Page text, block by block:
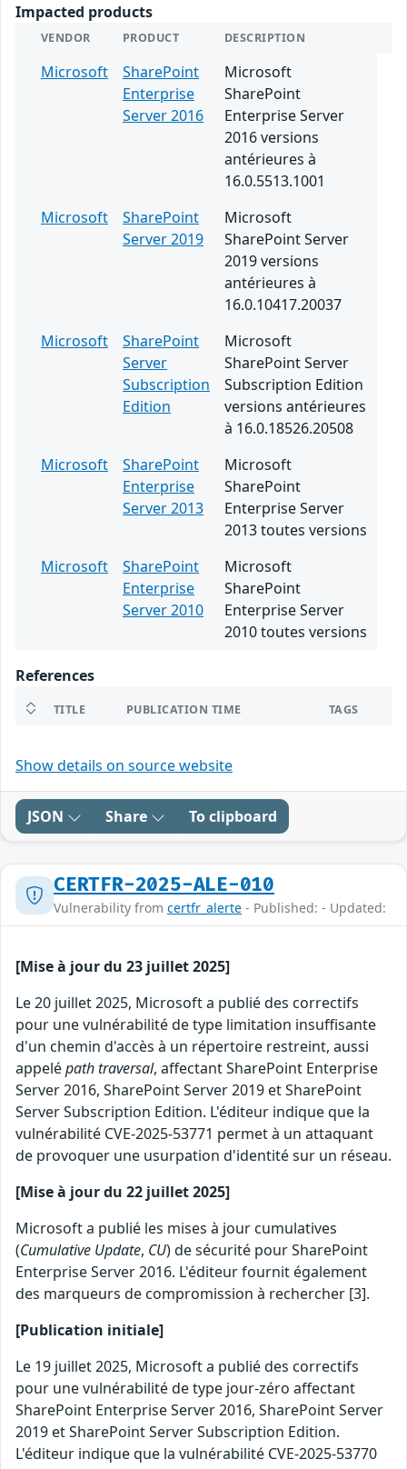
Impacted products
VENDOR PRODUCT DESCRIPTION
Microsoft
SharePoint
Enterprise
Server 2016
Microsoft
SharePoint
Enterprise Server
2016 versions
antérieures à
16.0.5513.1001
Microsoft
SharePoint
Server 2019
Microsoft
SharePoint Server
2019 versions
antérieures à
16.0.10417.20037
Microsoft
SharePoint
Server
Subscription
Edition
Microsoft
SharePoint Server
Subscription Edition
versions antérieures
à 16.0.18526.20508
Microsoft
SharePoint
Enterprise
Server 2013
Microsoft
SharePoint
Enterprise Server
2013 toutes versions
Microsoft
SharePoint
Enterprise
Server 2010
Microsoft
SharePoint
Enterprise Server
2010 toutes versions
References
TITLE PUBLICATION TIME TAGS
Show details on source website
JSON Share To clipboard
CERTFR-2025-ALE-010
Vulnerability from certfr_alerte - Published: - Updated:
[Mise à jour du 23 juillet 2025]
Le 20 juillet 2025, Microsoft a publié des correctifs
pour une vulnérabilité de type limitation insuffisante
d'un chemin d'accès à un répertoire restreint, aussi
appelépath traversal, affectant SharePoint Enterprise
Server 2016, SharePoint Server 2019 et SharePoint
Server Subscription Edition. L'éditeur indique que la
vulnérabilité CVE-2025-53771 permet à un attaquant
de provoquer une usurpation d'identité sur un réseau.
[Mise à jour du 22 juillet 2025]
Microsoft a publié les mises à jour cumulatives
(Cumulative Update, CU) de sécurité pour SharePoint
Enterprise Server 2016. L'éditeur fournit également
des marqueurs de compromission à rechercher [3].
[Publication initiale]
Le 19 juillet 2025, Microsoft a publié des correctifs
pour une vulnérabilité de type jour-zéro affectant
SharePoint Enterprise Server 2016, SharePoint Server
2019 et SharePoint Server Subscription Edition.
L'éditeur indique que la vulnérabilité CVE-2025-53770